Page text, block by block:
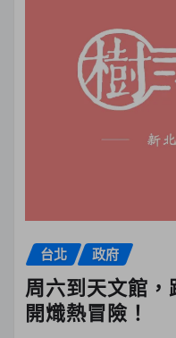
台北 政府
周六到天文館
開熾熱冒險！